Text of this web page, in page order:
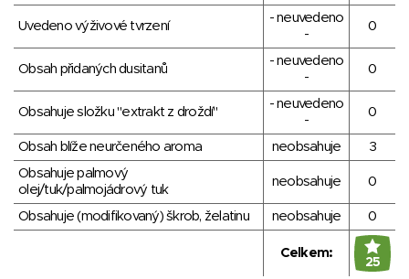
Uvedeno výživové tvrzení
- neuvedeno
-
0
Obsah přidaných dusitanů
- neuvedeno
-
0
Obsahuje složku "extrakt z droždí"
- neuvedeno
-
0
Obsah blíže neurčeného aroma neobsahuje
3
Obsahuje palmový
olej/tuk/palmojádrový tuk
neobsahuje 0
Obsahuje (modifikovaný) škrob, želatinu neobsahuje 0
Celkem:
25